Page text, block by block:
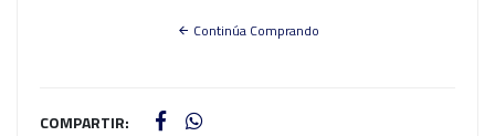
Continúa Comprando
COMPARTIR: